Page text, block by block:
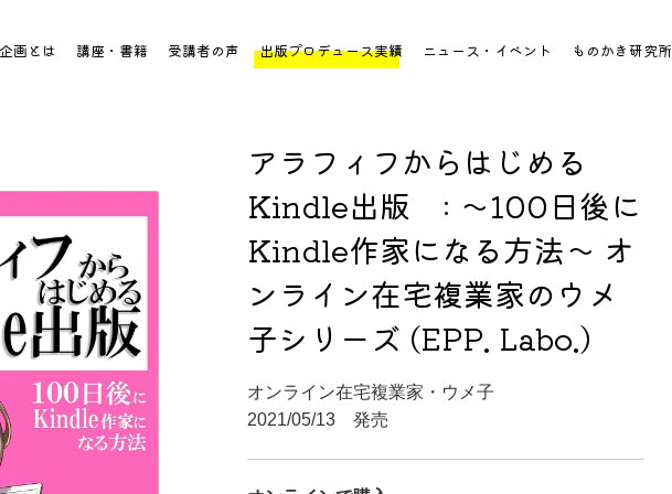
画とは 講座・書籍 受講者の声 出版プロデュース実績 ニュース・イベント ものかき研究所
アラフィフからはじめる
Kindle出版 : ～100日後に
Kindle作家になる方法～ オ
ンライン在宅複業家のウメ
子シリーズ (EPP. Labo.)
オンライン在宅複業家・ウメ子
2021/05/13 発売